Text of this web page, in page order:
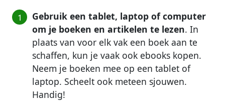
Gebruik een tablet, laptop of computer
om je boeken en artikelen te lezen. In
plaats van voor elk vak een boek aan te
schaffen, kun je vaak ook ebooks kopen.
Neem je boeken mee op een tablet of
laptop. Scheelt ook meteen sjouwen.
Handig!